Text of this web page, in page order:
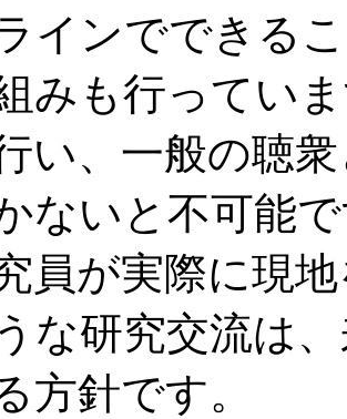
インでできる
みも行ってい
い、一般の聴
ないと不可能
員が実際に現
な研究交流は
方針です。